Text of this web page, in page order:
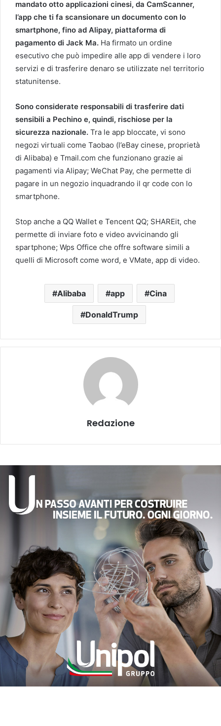
mandato otto applicazioni cinesi, da CamScanner,
l’app che ti fa scansionare un documento con lo
smartphone, fino ad Alipay, piattaforma di
pagamento di Jack Ma. Ha firmato un ordine
esecutivo che può impedire alle app di vendere i loro
servizi e di trasferire denaro se utilizzate nel territorio
statunitense.
Sono considerate responsabili di trasferire dati
sensibili a Pechino e, quindi, rischiose per la
sicurezza nazionale. Tra le app bloccate, vi sono
negozi virtuali come Taobao (l’eBay cinese, proprietà
di Alibaba) e Tmail.com che funzionano grazie ai
pagamenti via Alipay; WeChat Pay, che permette di
pagare in un negozio inquadrando il qr code con lo
smartphone.
Stop anche a QQ Wallet e Tencent QQ; SHAREit, che
permette di inviare foto e video avvicinando gli
spartphone; Wps Office che offre software simili a
quelli di Microsoft come word, e VMate, app di video.
Alibaba app Cina
DonaldTrump
Redazione